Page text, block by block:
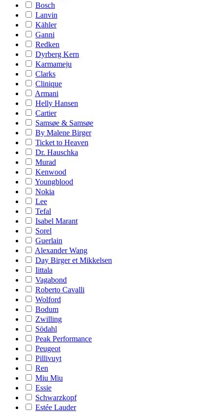
Bosch
Lanvin
Kähler
Ganni
Redken
Dyrberg Kern
Karmameju
Clarks
Clinique
Armani
Helly Hansen
Cartier
Samsøe & Samsøe
By Malene Birger
Ticket to Heaven
Dr. Hauschka
Murad
Kenwood
Youngblood
Nokia
Lee
Tefal
Isabel Marant
Sorel
Guerlain
Alexander Wang
Day Birger et Mikkelsen
Iittala
Vagabond
Roberto Cavalli
Wolford
Bodum
Zwilling
Södahl
Peak Performance
Peugeot
Pillivuyt
Ren
Miu Miu
Essie
Schwarzkopf
Estée Lauder